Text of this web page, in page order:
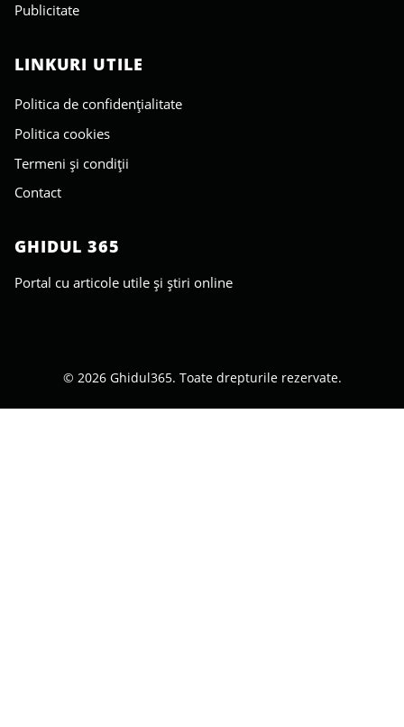
Publicitate
LINKURI UTILE
Politica de confidențialitate
Politica cookies
Termeni și condiții
Contact
GHIDUL 365
Portal cu articole utile și știri online
© 2026 Ghidul365. Toate drepturile rezervate.